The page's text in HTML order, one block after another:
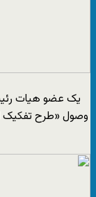
یک عضو هیات
وصول «طرح تفکیک